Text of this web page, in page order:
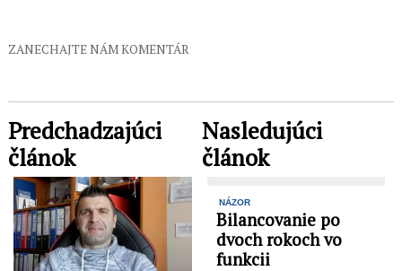
ZANECHAJTE NÁM KOMENTÁR
Predchadzajúci
článok
Nasledujúci
článok
NÁZOR
Bilancovanie po
dvoch rokoch vo
funkcii